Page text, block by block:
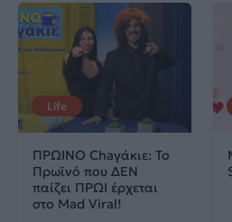
Life
ΠΡΩΙΝΟ Chaγάκιε: Το
Πρωϊνό που ΔΕΝ
παίζει ΠΡΩΙ έρχεται
στο Mad Viral!